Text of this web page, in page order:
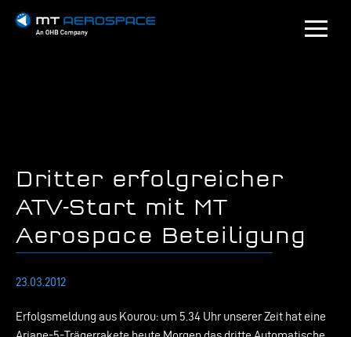
Dritter erfolgreicher
ATV-Start mit MT
Aerospace Beteiligung
23.03.2012
Erfolgsmeldung aus Kourou: um 5.34 Uhr unserer Zeit hat eine